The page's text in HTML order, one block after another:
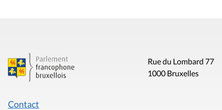
Rue du Lombard 77
1000 Bruxelles
Contact